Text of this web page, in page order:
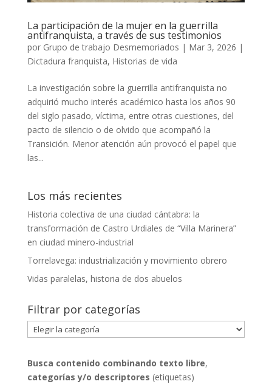
La participación de la mujer en la guerrilla
antifranquista, a través de sus testimonios
por Grupo de trabajo Desmemoriados | Mar 3, 2026 |
Dictadura franquista, Historias de vida
La investigación sobre la guerrilla antifranquista no
adquirió mucho interés académico hasta los años 90
del siglo pasado, víctima, entre otras cuestiones, del
pacto de silencio o de olvido que acompañó la
Transición. Menor atención aún provocó el papel que
las...
Los más recientes
Historia colectiva de una ciudad cántabra: la
transformación de Castro Urdiales de “Villa Marinera”
en ciudad minero-industrial
Torrelavega: industrialización y movimiento obrero
Vidas paralelas, historia de dos abuelos
Filtrar por categorías
Filtrar
por
Busca contenido combinando texto libre,
categorías y/o descriptores (etiquetas)